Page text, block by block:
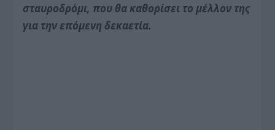
σταυροδρόμι, που θα καθορίσει το μέλλον της
για την επόμενη δεκαετία.